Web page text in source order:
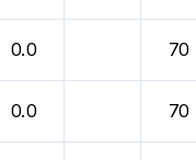
0.0 70
0.0 70